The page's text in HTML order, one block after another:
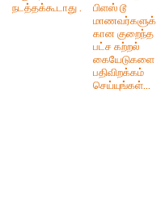
நடத்தக்கூடாது .
பிளஸ் டூ
மாணவர்களுக்
கான குறைந்த
பட்ச கற்றல்
கையேடுகளை
பதிவிறக்கம்
செய்யுங்கள்...